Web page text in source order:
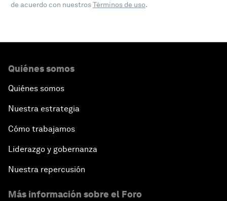
de acuerdo con nuestrosTérminos de uso.
Quiénes somos
Quiénes somos
Nuestra estrategia
Cómo trabajamos
Liderazgo y gobernanza
Nuestra repercusión
Más información sobre el Foro